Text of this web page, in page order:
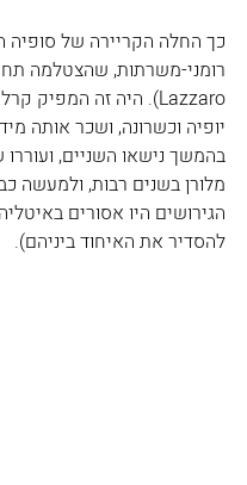
כך החלה הקריירה של סופיה
יופיה וכשרונה, ושכר אותה
בהמשך נישאו השניים, ועוררו
מלורן בשנים רבות, ולמעשה
הגירושים היו אסורים
להסדיר את האיחוד ביניהם).